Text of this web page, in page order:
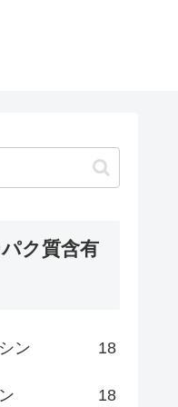
ク質含有
ン 18
18